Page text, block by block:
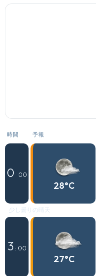
時間 予報
0 : 00
28°C
少し曇りの晴天
3 : 00
27°C